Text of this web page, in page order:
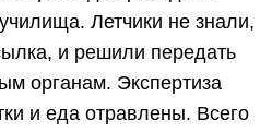
Летчики не знали,
и решили передать
органам. Экспертиза
и еда отравлены. Всего